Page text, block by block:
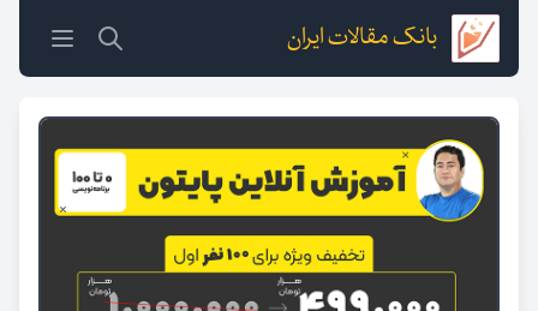
بانک مقالات ایران